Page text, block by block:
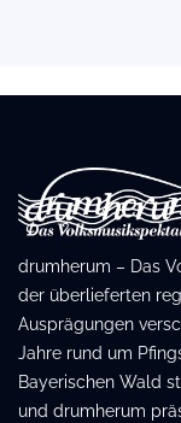
drumherum – Das
der überlieferten
Ausprägungen
Jahre rund um
Bayerischen Wald
und drumherum